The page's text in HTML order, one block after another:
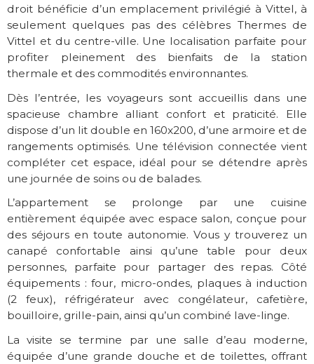
droit bénéficie d’un emplacement privilégié à Vittel, à
seulement quelques pas des célèbres Thermes de
Vittel et du centre-ville. Une localisation parfaite pour
profiter pleinement des bienfaits de la station
thermale et des commodités environnantes.
Dès l’entrée, les voyageurs sont accueillis dans une
spacieuse chambre alliant confort et praticité. Elle
dispose d’un lit double en 160x200, d’une armoire et de
rangements optimisés. Une télévision connectée vient
compléter cet espace, idéal pour se détendre après
une journée de soins ou de balades.
L’appartement se prolonge par une cuisine
entièrement équipée avec espace salon, conçue pour
des séjours en toute autonomie. Vous y trouverez un
canapé confortable ainsi qu’une table pour deux
personnes, parfaite pour partager des repas. Côté
équipements : four, micro-ondes, plaques à induction
(2 feux), réfrigérateur avec congélateur, cafetière,
bouilloire, grille-pain, ainsi qu’un combiné lave-linge.
La visite se termine par une salle d’eau moderne,
équipée d’une grande douche et de toilettes, offrant